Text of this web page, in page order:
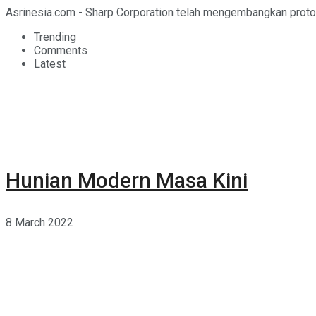
Asrinesia.com - Sharp Corporation telah mengembangkan
Trending
Comments
Latest
Hunian Modern Masa Kini
8 March 2022